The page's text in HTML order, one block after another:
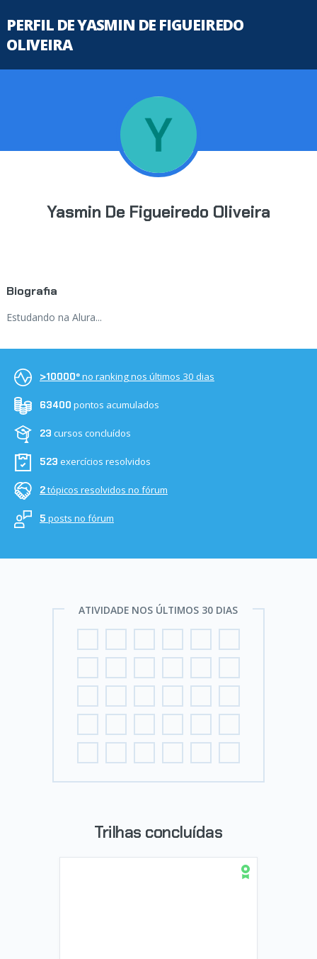
PERFIL DE YASMIN DE FIGUEIREDO
OLIVEIRA
Yasmin De Figueiredo Oliveira
Biografia
Estudando na Alura...
>10000ºno ranking nos últimos 30 dias
63400 pontos acumulados
23 cursos concluídos
523 exercícios resolvidos
2tópicos resolvidos no fórum
5 posts no fórum
ATIVIDADE NOS ÚLTIMOS 30 DIAS
Trilhas concluídas